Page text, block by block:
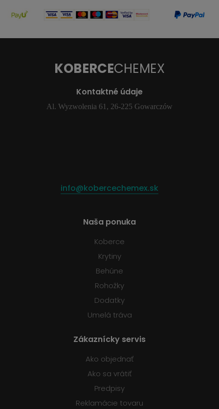
KOBERCECHEMEX
Kontaktné údaje
Al. Wyzwolenia 61, 26-225 Gowarczów
info@kobercechemex.sk
Naša ponuka
Koberce
Krytiny
Behúne
Rohožky
Dodatky
Umelá tráva
Zákaznícky servis
Ako objednať
Ako sa vrátiť
Predpisy
Reklamácie tovaru